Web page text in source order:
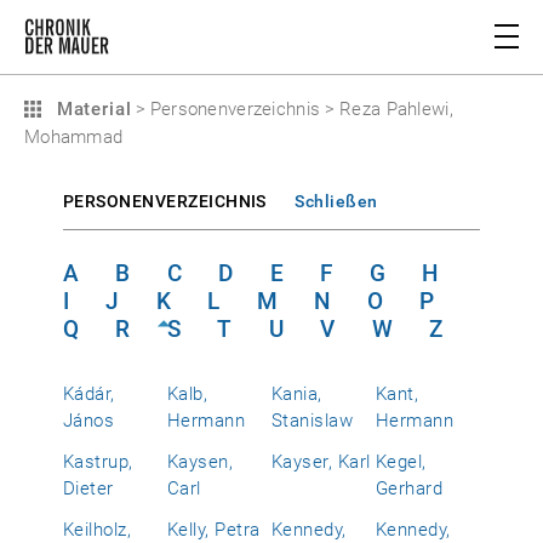
Material > Personenverzeichnis > Reza Pahlewi,
Mohammad
PERSONENVERZEICHNIS Schließen
A B C D E F G
H
I
J K L M N O
P
Q
R S T U V W Z
Kádár,
János
Kalb,
Hermann
Kania,
Stanislaw
Kant,
Hermann
Kastrup,
Dieter
Kaysen,
Carl
Kayser, Karl Kegel,
Gerhard
Keilholz,
Kelly, Petra
Kennedy,
Kennedy,